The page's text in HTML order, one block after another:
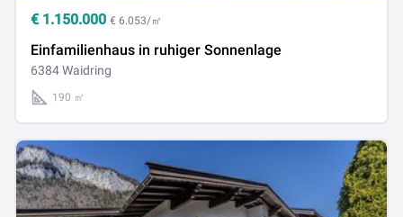
€ 1.150.000 € 6.053/㎡
Einfamilienhaus in ruhiger Sonnenlage
6384 Waidring
190 ㎡